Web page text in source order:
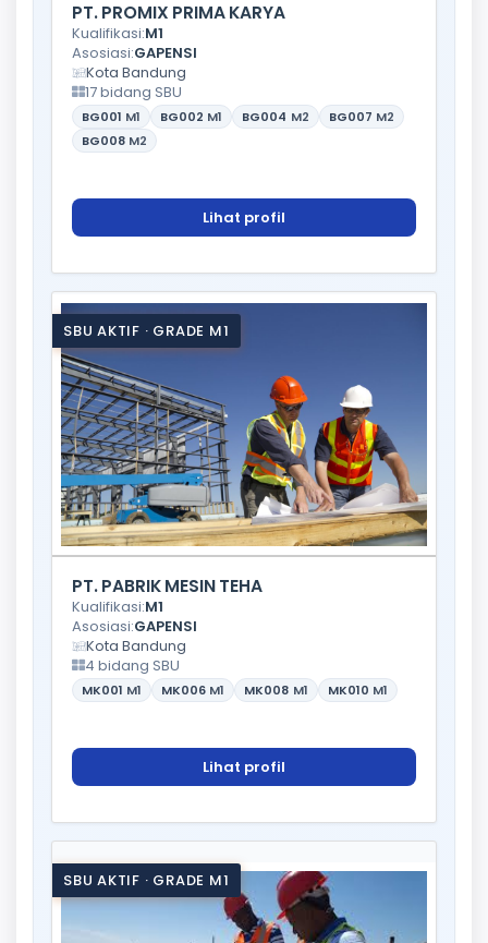
PT. PROMIX PRIMA KARYA
Kualifikasi:M1
Asosiasi:GAPENSI
Kota Bandung
17 bidang SBU
BG001 M1 BG002 M1 BG004 M2 BG007 M2
BG008 M2
Lihat profil
SBU AKTIF · GRADE M1
PT. PABRIK MESIN TEHA
Kualifikasi:M1
Asosiasi:GAPENSI
Kota Bandung
4 bidang SBU
MK001 M1 MK006 M1 MK008 M1 MK010 M1
Lihat profil
SBU AKTIF · GRADE M1